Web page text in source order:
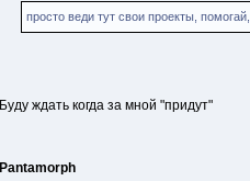
просто веди тут свои проекты,
Буду ждать когда за мной "придут"
Pantamorph